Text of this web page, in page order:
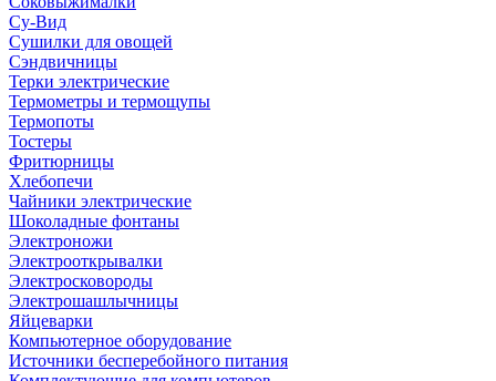
Су-Вид
Сушилки для овощей
Сэндвичницы
Терки электрические
Термометры и термощупы
Термопоты
Тостеры
Фритюрницы
Хлебопечи
Чайники электрические
Шоколадные фонтаны
Электроножи
Электрооткрывалки
Электросковороды
Электрошашлычницы
Яйцеварки
Компьютерное оборудование
Источники бесперебойного питания